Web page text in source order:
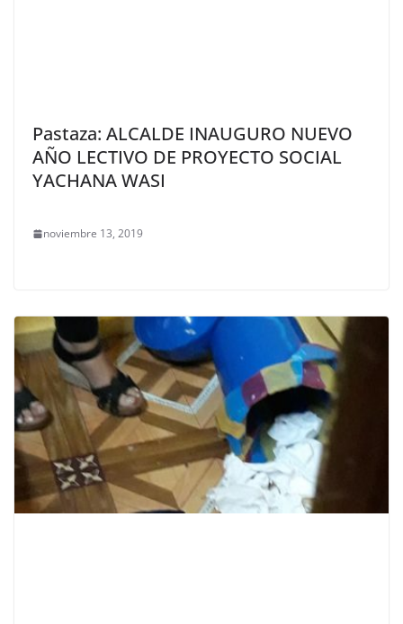
Pastaza: ALCALDE INAUGURO NUEVO
AÑO LECTIVO DE PROYECTO SOCIAL
YACHANA WASI
noviembre 13, 2019